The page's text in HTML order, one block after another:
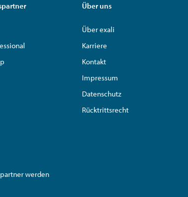
werden
Über uns
Über exali
Karriere
Kontakt
Impressum
Datenschutz
Rücktrittsrecht